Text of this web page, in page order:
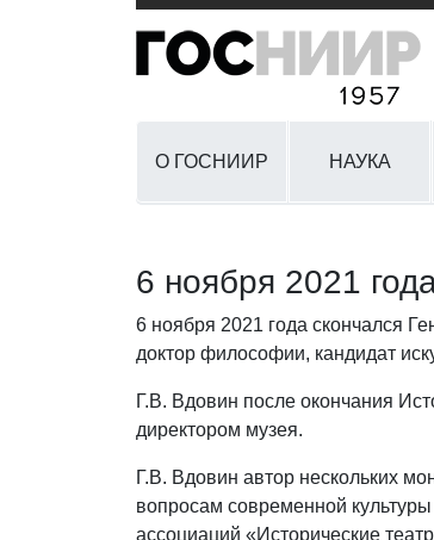
О ГОСНИИР НАУКА
6 ноября 2021
6 ноября 2021 года скончался
доктор философии, кандидат
Г.В. Вдовин после окончания
директором музея.
Г.В. Вдовин автор нескольких
вопросам современной
ассоциаций «Исторические